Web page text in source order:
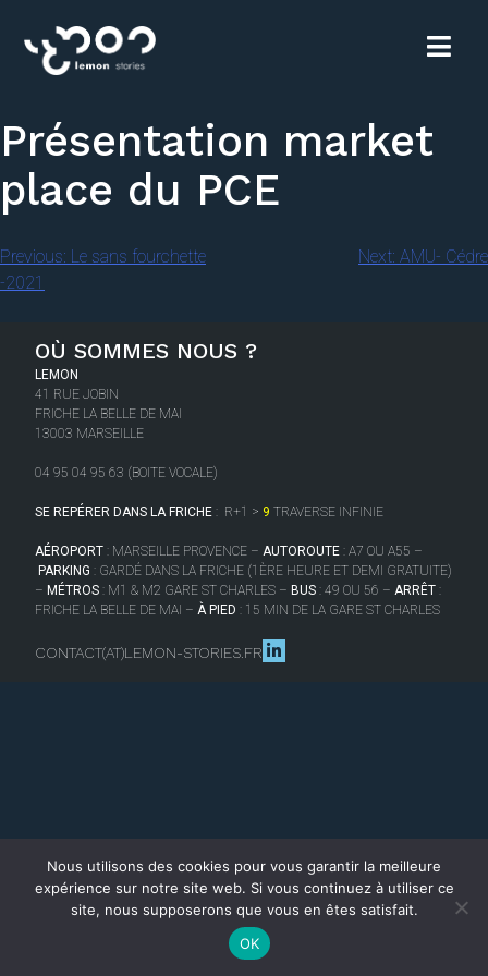
Présentation market
place du PCE
Previous: Le sans fourchette
-2021
Next: AMU- Cédre
OÙ SOMMES NOUS ?
LEMON
41 RUE JOBIN
FRICHE LA BELLE DE MAI
13003 MARSEILLE
04 95 04 95 63 (BOITE VOCALE)
SE REPÉRER DANS LA FRICHE : R+1 > 9 TRAVERSE INFINIE
AÉROPORT : MARSEILLE PROVENCE –AUTOROUTE : A7 OU A55 –
PARKING : GARDÉ DANS LA FRICHE (1ÈRE HEURE ET DEMI GRATUITE)
–MÉTROS : M1 & M2 GARE ST CHARLES –BUS : 49 OU 56 –ARRÊT :
FRICHE LA BELLE DE MAI – À PIED : 15 MIN DE LA GARE ST CHARLES
CONTACT(AT)LEMON-STORIES.FR
Nous utilisons des cookies pour vous garantir la meilleure
expérience sur notre site web. Si vous continuez à utiliser ce
site, nous supposerons que vous en êtes satisfait.
OK